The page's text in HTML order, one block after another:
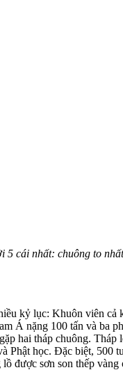
cái nhất: chuông to
kỷ lục: Khuôn viên
Á nặng 100 tấn và ba
hai tháp chuông. Tháp
Phật học. Đặc biệt, 500
sơn son thếp